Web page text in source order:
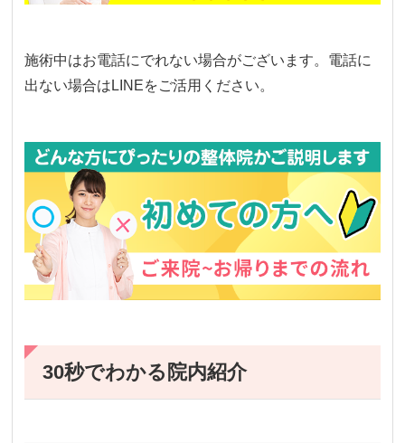
施術中はお電話にでれない場合がございます。電話に
出ない場合はLINEをご活用ください。
30秒でわかる院内紹介